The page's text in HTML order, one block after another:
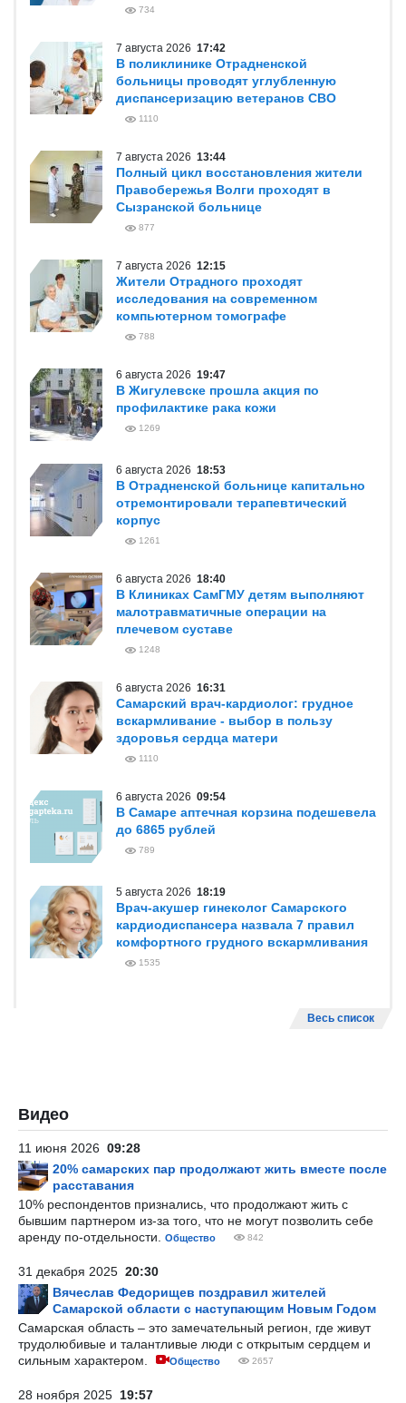
734
7 августа 2026 17:42
В поликлинике Отрадненской
больницы проводят углубленную
диспансеризацию ветеранов СВО
1110
7 августа 2026 13:44
Полный цикл восстановления жители
Правобережья Волги проходят в
Сызранской больнице
877
7 августа 2026 12:15
Жители Отрадного проходят
исследования на современном
компьютерном томографе
788
6 августа 2026 19:47
В Жигулевске прошла акция по
профилактике рака кожи
1269
6 августа 2026 18:53
В Отрадненской больнице капитально
отремонтировали терапевтический
корпус
1261
6 августа 2026 18:40
В Клиниках СамГМУ детям выполняют
малотравматичные операции на
плечевом суставе
1248
6 августа 2026 16:31
Самарский врач-кардиолог: грудное
вскармливание - выбор в пользу
здоровья сердца матери
1110
6 августа 2026 09:54
В Самаре аптечная корзина подешевела
до 6865 рублей
789
5 августа 2026 18:19
Врач-акушер гинеколог Самарского
кардиодиспансера назвала 7 правил
комфортного грудного вскармливания
1535
Весь список
Видео
11 июня 2026 09:28
20% самарских пар продолжают жить вместе после
расставания
10% респондентов признались, что продолжают жить с
бывшим партнером из-за того, что не могут позволить себе
аренду по-отдельности.
Общество 842
31 декабря 2025 20:30
Вячеслав Федорищев поздравил жителей
Самарской области с наступающим Новым Годом
Самарская область – это замечательный регион, где живут
трудолюбивые и талантливые люди с открытым сердцем и
сильным характером.
Общество 2657
28 ноября 2025 19:57